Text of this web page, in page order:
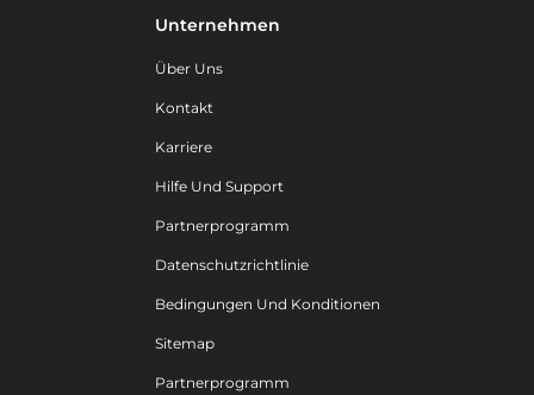
Unternehmen
Über Uns
Kontakt
Karriere
Hilfe Und Support
Partnerprogramm
Datenschutzrichtlinie
Bedingungen Und Konditionen
Sitemap
Partnerprogramm